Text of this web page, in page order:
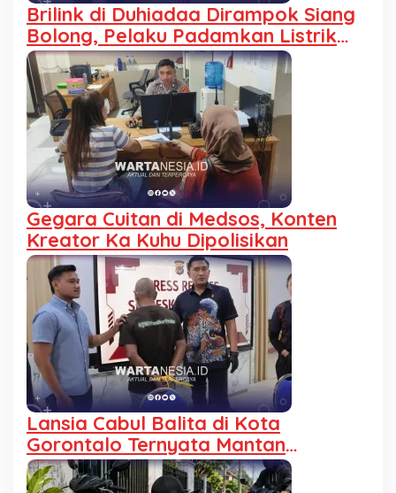
Brilink di Duhiadaa Dirampok Siang
Bolong, Pelaku Padamkan Listrik
dan Ancam Karyawan
Gegara Cuitan di Medsos, Konten
Kreator Ka Kuhu Dipolisikan
Lansia Cabul Balita di Kota
Gorontalo Ternyata Mantan
Residivis Pembunuhan